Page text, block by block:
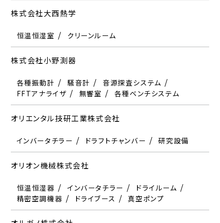
株式会社大西熱学
恒温恒湿室 クリーンルーム
株式会社小野測器
各種振動計 騒音計
音源探査システム
FFTアナライザ
無響室 各種ベンチシステム
オリエンタル技研工業株式会社
インバータチラー ドラフトチャンバー 研究設備
オリオン機械株式会社
恒温恒湿器 インバータチラー
ドライルーム
精密空調機器
ドライブース 真空ポンプ
純水製造装置
自動車用試験装置